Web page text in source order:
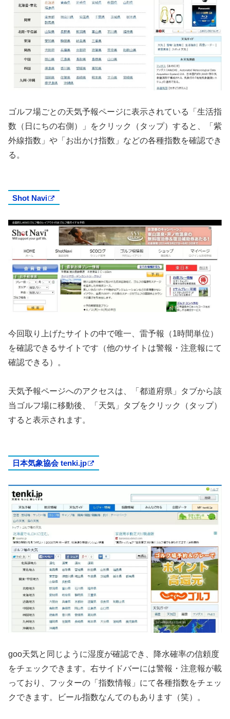
ゴルフ場ごとの天気予報ページに表示されている「生活指
数（日にちの右側）」をクリック（タップ）すると、「紫
外線指数」や「お出かけ指数」などの各種指数を確認でき
る。
Shot Navi
今回取り上げたサイトの中で唯一、雷予報（1時間単位）
を確認できるサイトです（他のサイトは警報・注意報にて
確認できる）。
天気予報ページへのアクセスは、「都道府県」タブから該
当ゴルフ場に移動後、「天気」タブをクリック（タップ）
すると表示されます。
日本気象協会 tenki.jp
goo天気と同じように湿度が確認でき、降水確率の信頼度
をチェックできます。右サイドバーには警報・注意報が載
っており、フッターの「指数情報」にて各種指数をチェッ
クできます。ビール指数なんてのもあります（笑）。